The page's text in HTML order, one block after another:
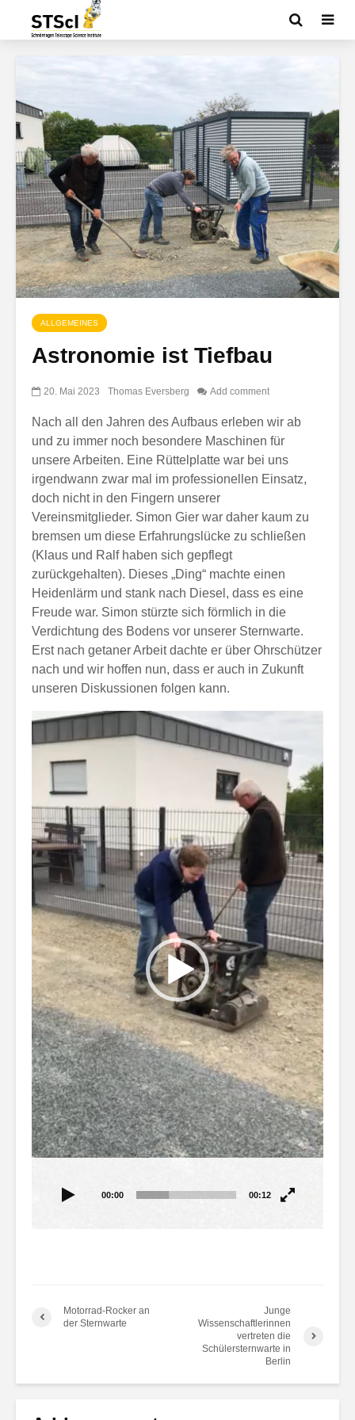
ALLGEMEINES
Astronomie ist Tiefbau
20. Mai 2023 Thomas Eversberg Add comment
Nach all den Jahren des Aufbaus erleben wir ab
und zu immer noch besondere Maschinen für
unsere Arbeiten. Eine Rüttelplatte war bei uns
irgendwann zwar mal im professionellen Einsatz,
doch nicht in den Fingern unserer
Vereinsmitglieder. Simon Gier war daher kaum zu
bremsen um diese Erfahrungslücke zu schließen
(Klaus und Ralf haben sich gepflegt
zurückgehalten). Dieses „Ding“ machte einen
Heidenlärm und stank nach Diesel, dass es eine
Freude war. Simon stürzte sich förmlich in die
Verdichtung des Bodens vor unserer Sternwarte.
Erst nach getaner Arbeit dachte er über Ohrschützer
nach und wir hoffen nun, dass er auch in Zukunft
unseren Diskussionen folgen kann.
Video-
Player
00:00 00:12
Motorrad-Rocker an
der Sternwarte
Junge
Wissenschaftlerinnen
vertreten die
Schülersternwarte in
Berlin